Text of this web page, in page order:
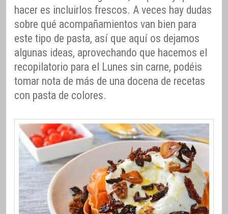
hacer es incluirlos frescos. A veces hay dudas
sobre qué acompañamientos van bien para
este tipo de pasta, así que aquí os dejamos
algunas ideas, aprovechando que hacemos el
recopilatorio para el Lunes sin carne, podéis
tomar nota de más de una docena de recetas
con pasta de colores.